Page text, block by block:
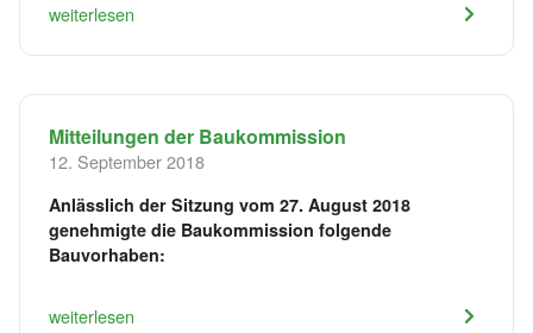
weiterlesen
Mitteilungen der Baukommission
12. September 2018
Anlässlich der Sitzung vom 27. August 2018
genehmigte die Baukommission folgende
Bauvorhaben:
weiterlesen